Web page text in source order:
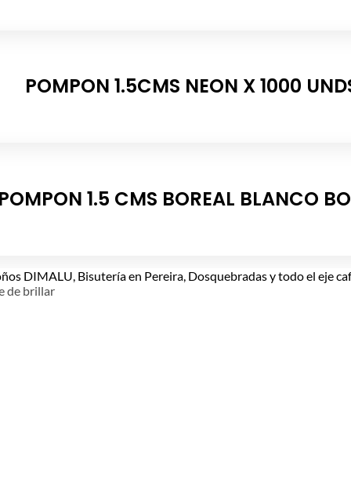
POMPON 1.5CMS NEON X 1000
POMPON 1.5 CMS BOREAL BLANCO
de brillar